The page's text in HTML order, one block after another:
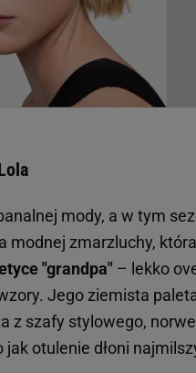
mody, a w tym
modnej zmarzluchy,
"grandpa" – lekko
Jego ziemista
z szafy stylowego,
jak otulenie dłoni